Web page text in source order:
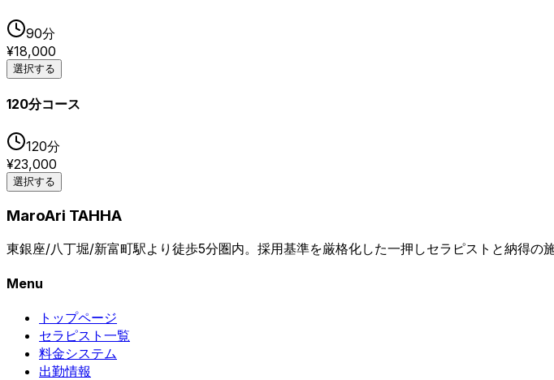
90分
¥18,000
選択する
120分コース
120分
¥23,000
選択する
MaroAri TAHHA
東銀座/八丁堀/新富町駅より徒歩5分圏内。採用基準を厳格化した一押しセラピストと納得
Menu
トップページ
セラピスト一覧
料金システム
出勤情報